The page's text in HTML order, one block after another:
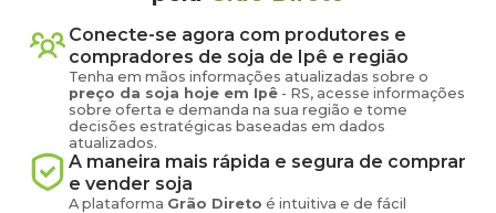
Conecte-se agora com produtores e
compradores de soja de Ipê e região
Tenha em mãos informações atualizadas sobre o
preço da soja hoje em Ipê - RS, acesse informações
sobre oferta e demanda na sua região e tome
decisões estratégicas baseadas em dados
atualizados.
A maneira mais rápida e segura de comprar
e vender soja
A plataforma Grão Direto é intuitiva e de fácil